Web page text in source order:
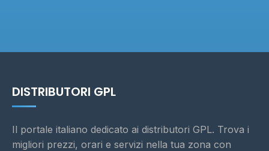
DISTRIBUTORI GPL
Il portale italiano dedicato ai distributori GPL. Trova i
migliori prezzi, orari e servizi nella tua zona con